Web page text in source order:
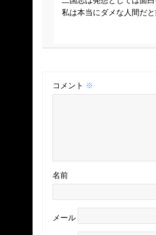
私は本当にダメな人間だ
コメント ※
名前
メール